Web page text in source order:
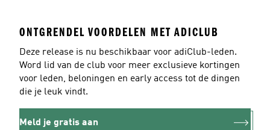
ONTGRENDEL VOORDELEN MET ADICLUB
Deze release is nu beschikbaar voor adiClub-leden.
Word lid van de club voor meer exclusieve kortingen
voor leden, beloningen en early access tot de dingen
die je leuk vindt.
Meld je gratis aan